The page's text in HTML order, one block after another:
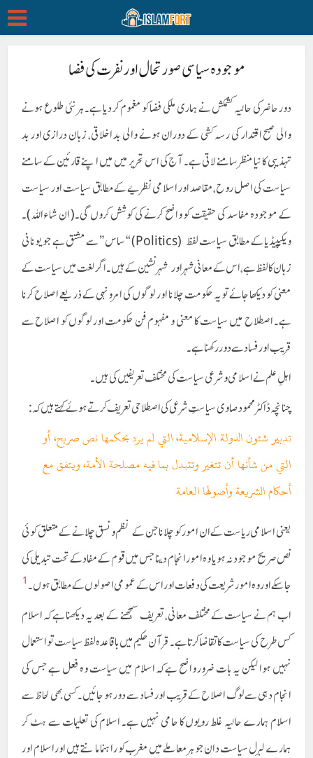
موجودہ سیاسی صورتحال اور نفرت کی فضا
دور حاضر کی حالیہ کشمکش نے ہماری ملکی فضا کو مغموم کر دیا ہے۔ہر نئی طلوع ہونے
والی صبح اقتدار کی رسہ کشی کے دوران ہونے والی بد اخلاقی، زبان درازی اور بد
تہذیبی کا نیا منظر سامنے لاتی ہے۔ آج کی اس تحریر میں میں اپنے قارئین کے سامنے
سیاست کی اصل روح، مقاصد اور اسلامی نظریے کے مطابق سیاست اور سیاست
کے موجودہ مفاسد کی حقیقت کو واضح کرنے کی کوشش کروں گی۔( ان شاءاللہ)۔
ویکیپیڈیا کے مطابق سیاست لفظ (Politics) “ساس” سے مشتق ہے جو يونانی
زبان کا لفظ ہے، اس کے معانی شہر اور شہر نشین کے ہیں۔ اگر لغت میں سیاست کے
معنی کو دیکھا جائے تو یہ حکومت چلانا اور لوگوں کی امرو نہی کے ذریعے اصلاح کرنا
ہے۔ اصطلاح میں سیاست کا معنی و مفہوم فن حکومت اور لوگوں کو اصلاح سے
قریب اور فساد سے دور رکھنا ہے۔
اہلِ علم نے اسلامی و شرعی سیاست کی مختلف تعریفیں کی ہیں ۔
چنانچہ ڈاکٹر محمود صاوی سیاستِ شرعی کی اصطلاحی تعریف کرتے ہوئے کہتے ہیں کہ:
تدبير شئون الدولة الإسلامية، التي لم يرد بحكمها نص صريح، أو
التي من شأنها أن تتغير وتتبدل بما فيه مصلحة الأمة، ويتفق مع
أحكام الشريعة وأصولها العامة
یعنی اسلامی ریاست کے ان امور کو چلانا جن کے نظم و نسق چلانے کے متعلق کوئی
نص صریح موجود نہ ہو یا وہ امور انجام دینا جس میں قوم کے مفاد کے تحت تبدیلی کی
جا سکے اور وہ امور شریعت کی دفعات اور اس کے عمومی اصولوں کے مطابق ہوں۔ 1
اب ہم نے سیاست کےمختلف معانی، تعریف سمجھنے کے بعد یہ دیکھنا ہے کہ اسلام
کس طرح کی سیاست کا تقاضا کرتا ہے۔ قرآن حکیم میں باقاعدہ لفظ سیاست تو استعمال
نہیں ہوا لیکن یہ بات ضرور واضح ہے کہ اسلام میں سیاست وہ فعل ہے جس کی
انجام دہی سے لوگ اصلاح کے قریب اور فساد سے دور ہو جائیں۔ کسی بھی لحاظ سے
اسلام ہمارے حالیہ غلط رویوں کا حامی نہیں ہے۔ اسلام کی تعلیمات سے ہٹ کر
ہمارے لبرل سیاست دان جو ہر معاملے میں مغرب کو راہنما مانتے ہیں اور اسلام اور